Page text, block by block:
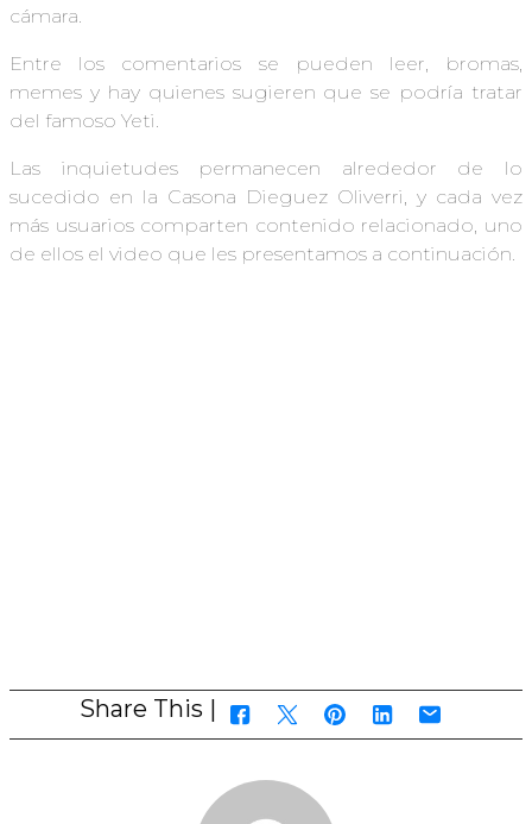
cámara.
Entre los comentarios se pueden leer, bromas,
memes y hay quienes sugieren que se podría tratar
del famoso Yeti.
Las inquietudes permanecen alrededor de lo
sucedido en la Casona Dieguez Oliverri, y cada vez
más usuarios comparten contenido relacionado, uno
de ellos el video que les presentamos a continuación.
Share This |